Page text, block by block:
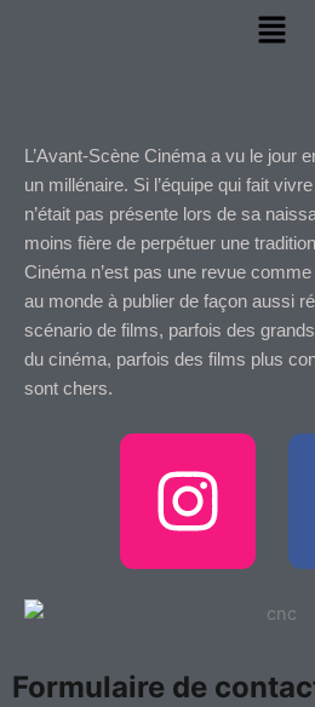
Menu
L’Avant-Scène Cinéma a vu le jour
un millénaire. Si l’équipe qui fait
n’était pas présente lors de sa
moins fière de perpétuer une
Cinéma n’est pas une revue
au monde à publier de façon aussi
scénario de films, parfois des
du cinéma, parfois des films plus
sont chers.
I
n
t
Formulaire de